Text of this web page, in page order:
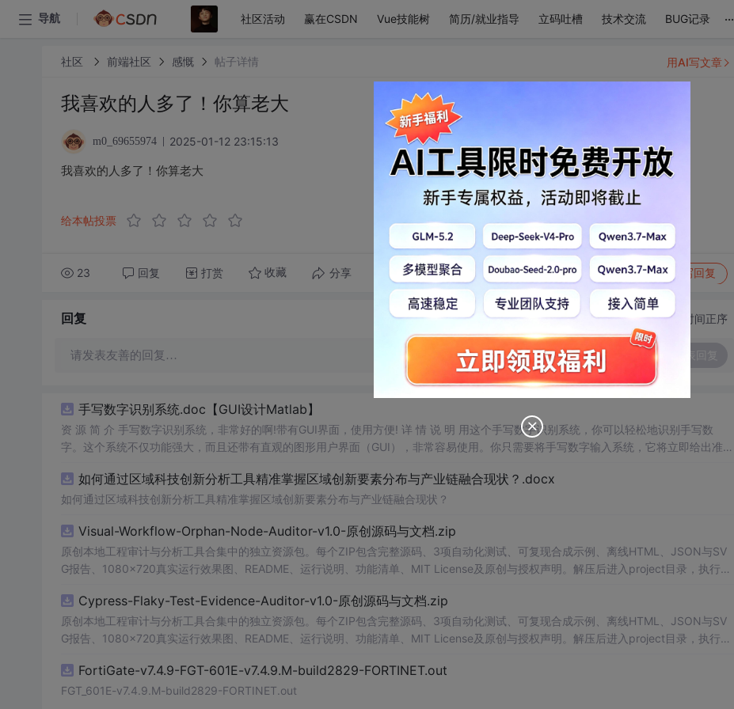
导航 社区活动 赢在CSDN Vue技能树 简历/就业指导 立码吐槽 技术交流 BUG记录 ...
社区 前端社区 感慨 帖子详情
我喜欢的人多了！你算老大
m0_69655974 2025-01-12 23:15:13
我喜欢的人多了！你算老大
给本帖投票
23 回复 打赏 收藏 分享 转发到动态 举报 写回复
用AI写文章
回复 切换为时间正序
请发表友善的回复…
手写数字识别系统.doc【GUI设计Matlab】
资 源 简 介 手写数字识别系统，非常好的啊!带有GUI界面，使用方便! 详 情 说 明 用这个手写数字识别系统，你可以轻松地识别手写数
字。这个系统不仅功能强大，而且还带有直观的图形用户界面（GUI），非常容易使用。你只需要将手写数字输入系统，它将立即给出准确
便和实用的工具，你一定会喜欢它的！
如何通过区域科技创新分析工具精准掌握区域创新要素分布与产业链融合现状？.docx
如何通过区域科技创新分析工具精准掌握区域创新要素分布与产业链融合现状？
Visual-Workflow-Orphan-Node-Auditor-v1.0-原创源码与文档.zip
原创本地工程审计与分析工具合集中的独立资源包。每个ZIP包含完整源码、3项自动化测试、可复现合成示例、离线HTML、JSON与SV
G报告、1080×720真实运行效果图、README、运行说明、功能清单、MIT License及原创与授权声明。解压后进入project目录，执行np
源码、Logo、官方截图、论文、生产日志或其他受限素材。适合前端开发、AI应用工程、测试审计和课程实践。
Cypress-Flaky-Test-Evidence-Auditor-v1.0-原创源码与文档.zip
原创本地工程审计与分析工具合集中的独立资源包。每个ZIP包含完整源码、3项自动化测试、可复现合成示例、离线HTML、JSON与SV
G报告、1080×720真实运行效果图、README、运行说明、功能清单、MIT License及原创与授权声明。解压后进入project目录，执行np
源码、Logo、官方截图、论文、生产日志或其他受限素材。适合前端开发、AI应用工程、测试审计和课程实践。
FortiGate-v7.4.9-FGT-601E-v7.4.9.M-build2829-FORTINET.out
FGT_601E-v7.4.9.M-build2829-FORTINET.out